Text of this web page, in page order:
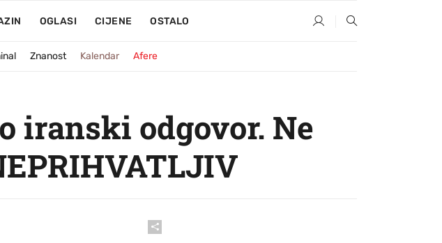
OGLASI CIJENE OSTALO
Znanost Kalendar Afere
iranski odgovor. Ne